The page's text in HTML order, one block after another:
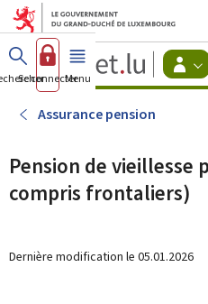
Aller au
Aller au
Se connecterMenu principal
Assurance pension
Pension de vieillesse
compris frontaliers)
Dernière modification le 05.01.2026